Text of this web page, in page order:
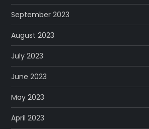
September 2023
August 2023
July 2023
June 2023
May 2023
April 2023